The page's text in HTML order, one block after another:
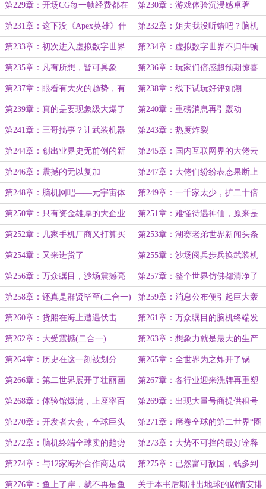
第229章：开场CG每一帧经费都在
燃烧
第230章：游戏体验沉浸感卓著
第231章：这下没《Apex英雄》什
么事了
第232章：姐夫我没听错吧？脑机
设备搞出来了？
第233章：初次进入虚拟数字世界 第234章：虚拟数字世界不归牛顿
老爱管
第235章：凡有所想，皆可具象 第236章：玩家们倍感超预期惊喜
第237章：眼看有大火的趋势，有
人坐不住了
第238章：线下试玩好评如潮
第239章：真的是要现象级大爆了 第240章：重磅消息再引轰动
第241章：三哥搞事？让武装机器
人陪他们玩儿
第243章：热度炸裂
第244章：创出业界史无前例的新
记录
第245章：国内互联网界的大佬云
集元界智控
第246章：震撼的无以复加 第247章：大佬们纷纷表态果断上
车
第248章：脑机网吧——元宇宙体
验馆
第249章：一千家太少，扩二十倍
到两万家
第250章：只有资金雄厚的大企业
才能玩得转
第251章：难怪待遇神仙，原来是
元界智控的子公司
第252章：几家手机厂商又打算买
固态晶格电池
第253章：湖赛老弟世界新闻头条
第254章：又来进货了 第255章：沙场阅兵步兵换武装机
器人
第256章：万众瞩目，沙场震撼亮
相（二合一）
第257章：整个世界仿佛都清净了
(二合一)
第258章：还真是群贤毕至(二合一) 第259章：消息公布便引起巨大轰
动效应(二合一)
第260章：货船在海上遭遇伏击 第261章：万众瞩目的脑机终端发
布会(二合一)
第262章：大受震撼(二合一) 第263章：想象力就是最大的生产
力(二合一)
第264章：历史在这一刻被划分
成“之前”与“之后”
第265章：全世界为之炸开了锅
第266章：第二世界展开了壮丽画
卷
第267章：各行业迎来洗牌再重塑
第268章：体验馆爆满，上座率百
分百
第269章：出现大量号商提供租号
服务
第270章：开发者大会，全球巨头
纷至沓来
第271章：席卷全球的第二世界“圈
地”浪潮
第272章：脑机终端全球卖的趋势
已然不可阻挡
第273章：大势不可挡的最好诠释
第274章：与12家海外合作商达成
授权合作
第275章：已然富可敌国，钱多到
不知怎么花？
第276章：鱼上了岸，就不再是鱼 关于本书后期冲出地球的剧情安排